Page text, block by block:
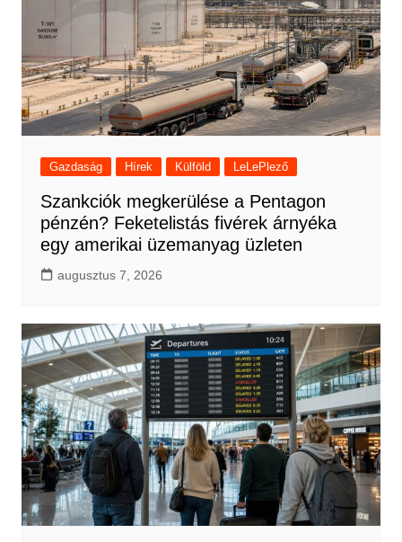
Gazdaság Hírek Külföld LeLePlező
Szankciók megkerülése a Pentagon
pénzén? Feketelistás fivérek árnyéka
egy amerikai üzemanyag üzleten
augusztus 7, 2026